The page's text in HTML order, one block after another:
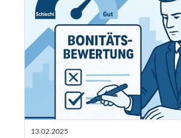
13.02.2025